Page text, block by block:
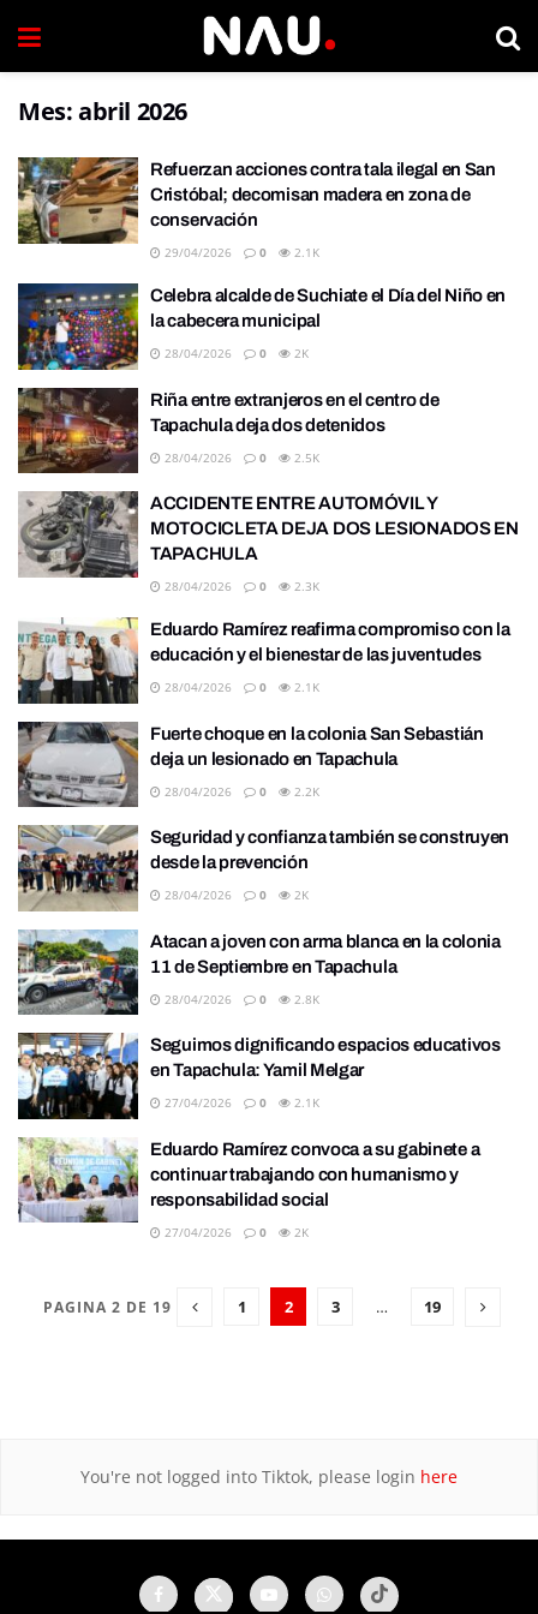
Mes:abril 2026
Refuerzan acciones contra tala ilegal en San
Cristóbal; decomisan madera en zona de
conservación
29/04/2026 0 2.1K
Celebra alcalde de Suchiate el Día del Niño en
la cabecera municipal
28/04/2026 0 2K
Riña entre extranjeros en el centro de
Tapachula deja dos detenidos
28/04/2026 0 2.5K
ACCIDENTE ENTRE AUTOMÓVIL Y
MOTOCICLETA DEJA DOS LESIONADOS EN
TAPACHULA
28/04/2026 0 2.3K
Eduardo Ramírez reafirma compromiso con la
educación y el bienestar de las juventudes
28/04/2026 0 2.1K
Fuerte choque en la colonia San Sebastián
deja un lesionado en Tapachula
28/04/2026 0 2.2K
Seguridad y confianza también se construyen
desde la prevención
28/04/2026 0 2K
Atacan a joven con arma blanca en la colonia
11 de Septiembre en Tapachula
28/04/2026 0 2.8K
Seguimos dignificando espacios educativos
en Tapachula: Yamil Melgar
27/04/2026 0 2.1K
Eduardo Ramírez convoca a su gabinete a
continuar trabajando con humanismo y
responsabilidad social
27/04/2026 0 2K
PAGINA 2 DE 19 1 2 3 … 19
You're not logged into Tiktok, please login here